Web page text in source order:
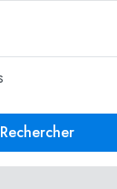
Rechercher